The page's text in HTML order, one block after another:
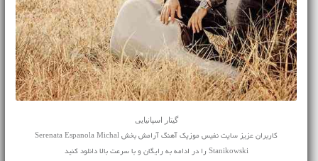
گیتار اسپانیایی
کاربران عزیز سایت نفیس موزیک آهنگ آرامش بخش Serenata Espanola Michal
Stanikowski را در ادامه به رایگان و با سرعت بالا دانلود کنید